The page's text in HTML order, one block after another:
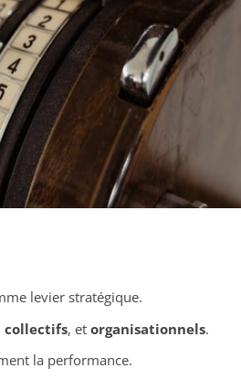
levier stratégique.
collectifs, et organisationnels.
la performance.